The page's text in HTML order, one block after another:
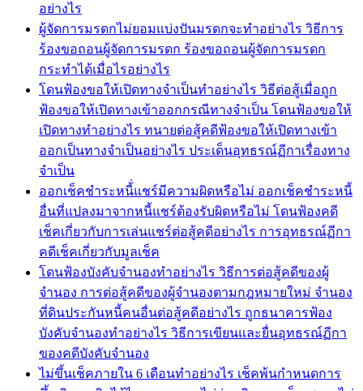
อย่างไร
ผู้จัดการมรดกไม่ยอมแบ่งปันมรดกจะทำอย่างไร วิธีการ
ร้องขอถอนผู้จัดการมรดก ร้องขอถอนผู้จัดการมรดก
กระทำได้เมื่อไรอย่างไร
โดนฟ้องขอให้เปิดทางจำเป็นทำอย่างไร วิธีต่อสู้เมื่อถูก
ฟ้องขอให้เปิดทางเข้าออกกรณีทางจำเป็น โดนฟ้องขอให้
เปิดทางทำอย่างไร ทนายต่อสู้คดีฟ้องขอให้เปิดทางเข้า
ออกเป็นทางจำเป็นอย่างไร ประเด็นอุทธรณ์ฏีกาเรื่องทาง
จำเป็น
ออกเช็คชำระหนี้่แชร์มีความผิดหรือไม่ ออกเช็คชำระหนี้
อื่นที่แปลงมาจากหนี้แชร์ต้องรับผิดหรือไม่ โดนฟ้องคดี
เช็คเกี่ยวกับการเล่นแชร์ต่อสู้คดีอย่างไร การอุทธรณ์ฏีกา
คดีเช็คเกี่ยวกับมูลเช็ค
โดนฟ้องบังคับจำนองทำอย่างไร วิธีการต่อสู้คดีของผู้
จำนอง การต่อสู้คดีของผู้จำนองตามกฎหมายใหม่ จำนอง
ที่ดินประกันหนี้คนอื่นต่อสู้คดีอย่างไร ถูกธนาคารฟ้อง
บังคับจำนองทำอย่างไร วิธีการเขียนและยื่นอุทธรณ์ฏีกา
ของคดีบังคับจำนอง
ไม่ขึ้นเช็คภายใน 6 เดือนทำอย่างไร เช็คพ้นกำหนดการ